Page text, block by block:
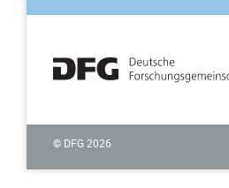
© DFG 2026